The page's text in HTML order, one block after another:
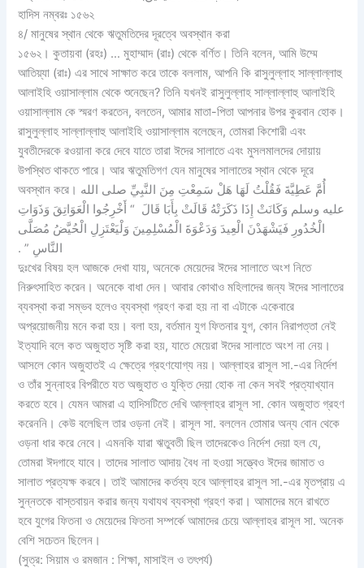
হাদিস নম্বরঃ ১৫৬২
৪/ মানুষের স্থান থেকে ঋতুমতিদের দূরত্বে অবস্থান করা
১৫৬২। কুতায়বা (রহঃ) … মুহাম্মাদ (রাঃ) থেকে বর্ণিত। তিনি বলেন, আমি উম্মে
আতিয়্যা (রাঃ) এর সাথে সাক্ষাত করে তাকে বললাম, আপনি কি রাসুলুল্লাহ সাল্লাল্লাহু
আলাইহি ওয়াসাল্লাম থেকে শুনেছেন? তিনি যখনই রাসুলুল্লাহ সাল্লাল্লাহু আলাইহি
ওয়াসাল্লাম কে স্মরণ করতেন, বলতেন, আমার মাতা-পিতা আপনার উপর কুরবান হোক।
রাসুলুল্লাহ সাল্লাল্লাহু আলাইহি ওয়াসাল্লাম বলেছেন, তোমরা কিশোরী এবং
যুবতীদেরকে রওয়ানা করে দেবে যাতে তারা ঈদের সালাতে এবং মুসলমালদের দোয়ায়
উপস্থিত থাকতে পারে। আর ঋতুমতিগণ যেন মানুষের সালাতের স্থান থেকে দূরে
অবস্থান করে। أُمَّ عَطِيَّةَ فَقُلْتُ لَهَا هَلْ سَمِعْتِ مِنَ النَّبِيِّ صلى الله
عليه وسلم وَكَانَتْ إِذَا ذَكَرَتْهُ قَالَتْ بِأَبَا قَالَ ‏ “‏ أَخْرِجُوا الْعَوَاتِقَ وَذَوَاتِ
الْخُدُورِ فَيَشْهَدْنَ الْعِيدَ وَدَعْوَةَ الْمُسْلِمِينَ وَلْيَعْتَزِلِ الْحُيَّضُ مُصَلَّى
النَّاسِ ‏”‏ ‏.‏
দুঃখের বিষয় হল আজকে দেখা যায়, অনেকে মেয়েদের ঈদের সালাতে অংশ নিতে
নিরুৎসাহিত করেন। অনেকে বাধা দেন। আবার কোথাও মহিলাদের জন্য ঈদের সালাতের
ব্যবস্থা করা সম্ভব হলেও ব্যবস্থা গ্রহণ করা হয় না বা এটাকে একেবারে
অপ্রয়োজনীয় মনে করা হয়। বলা হয়, বর্তমান যুগ ফিতনার যুগ, কোন নিরাপত্তা নেই
ইত্যাদি বলে কত অজুহাত সৃষ্টি করা হয়, যাতে মেয়েরা ঈদের সালাতে অংশ না নেয়।
আসলে কোন অজুহাতই এ ক্ষেত্রে গ্রহণযোগ্য নয়। আল্লাহর রাসূল সা.-এর নির্দেশ
ও তাঁর সুন্নাহর বিপরীতে যত অজুহাত ও যুক্তি দেয়া হোক না কেন সবই প্রত্যাখ্যান
করতে হবে। যেমন আমরা এ হাদিসটিতে দেখি আল্লাহর রাসূল সা. কোন অজুহাত গ্রহণ
করেননি। কেউ বলেছিল তার ওড়না নেই। রাসূল সা. বললেন তোমার অন্য বোন থেকে
ওড়না ধার করে নেবে। এমনকি যারা ঋতুবতী ছিল তাদেরকেও নির্দেশ দেয়া হল যে,
তোমরা ঈদগাহে যাবে। তাদের সালাত আদায় বৈধ না হওয়া সত্ত্বেও ঈদের জামাত ও
সালাত প্রত্যক্ষ করবে। তাই আমাদের কর্তব্য হবে আল্লাহর রাসূল সা.-এর মৃতপ্রায় এ
সুন্নতকে বাস্তবায়ন করার জন্য যথাযথ ব্যবস্থা গ্রহণ করা। আমাদের মনে রাখতে
হবে যুগের ফিতনা ও মেয়েদের ফিতনা সম্পর্কে আমাদের চেয়ে আল্লাহর রাসূল সা. অনেক
বেশি সচেতন ছিলেন।
(সুত্র: সিয়াম ও রমজান : শিক্ষা, মাসাইল ও তৎপর্য)